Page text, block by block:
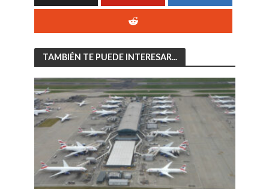
TAMBIÉN TE PUEDE INTERESAR...